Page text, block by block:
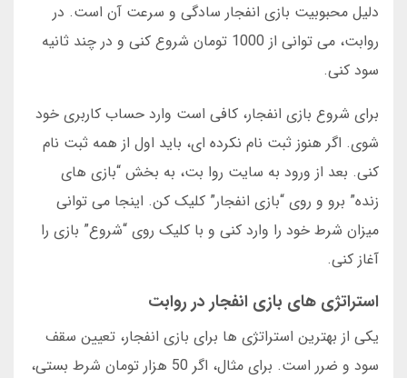
دلیل محبوبیت بازی انفجار سادگی و سرعت آن است. در
روابت، می توانی از 1000 تومان شروع کنی و در چند ثانیه
سود کنی.
برای شروع بازی انفجار، کافی است وارد حساب کاربری خود
شوی. اگر هنوز ثبت نام نکرده ای، باید اول از همه ثبت نام
کنی. بعد از ورود به سایت روا بت، به بخش “بازی های
زنده” برو و روی “بازی انفجار” کلیک کن. اینجا می توانی
میزان شرط خود را وارد کنی و با کلیک روی “شروع” بازی را
آغاز کنی.
استراتژی های بازی انفجار در روابت
یکی از بهترین استراتژی ها برای بازی انفجار، تعیین سقف
سود و ضرر است. برای مثال، اگر 50 هزار تومان شرط بستی،